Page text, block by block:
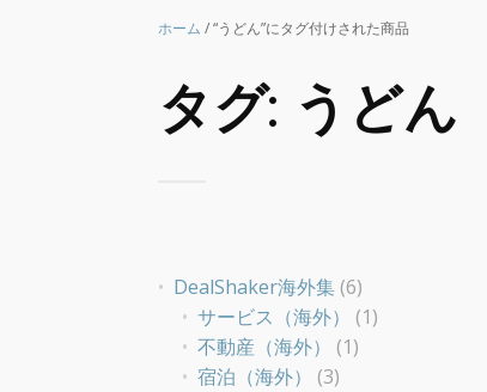
ホーム / “うどん”にタグ付けされた商品
タグ: うどん
DealShaker海外集 (6)
サービス（海外）
(1)
不動産（海外）
(1)
宿泊（海外）
(3)